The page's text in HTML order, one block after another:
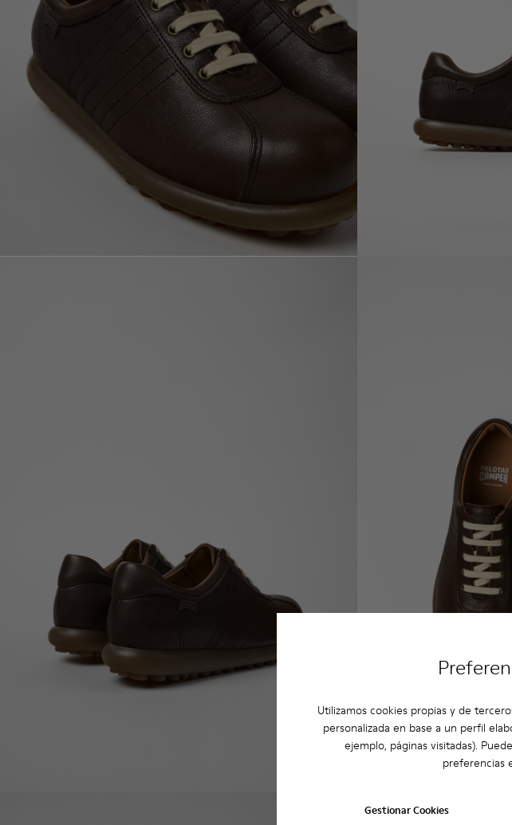
Utilizamos cookies propias y de
personalizada en base a un perfil
ejemplo, páginas visitadas).
preferencias
Gestionar Cookies